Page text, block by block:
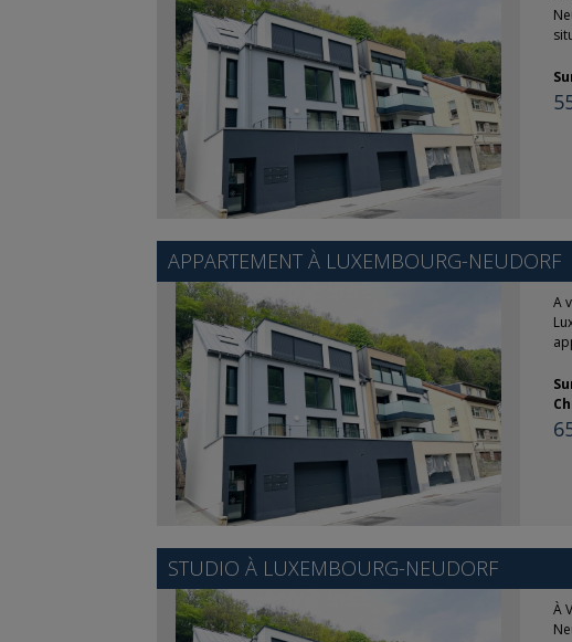
APPARTEMENT À LUXEMBOURG-NEUDORF
A
STUDIO À LUXEMBOURG-NEUDORF
À